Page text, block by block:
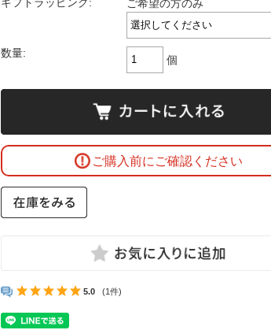
ギフトラッピング: ご希望の方のみ
数量:
個
ご購入前にご確認ください
5.0 (1件)